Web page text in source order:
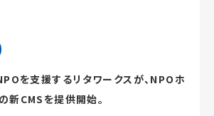
を支援するリタワークスが、NPOホ
新CMSを提供開始。